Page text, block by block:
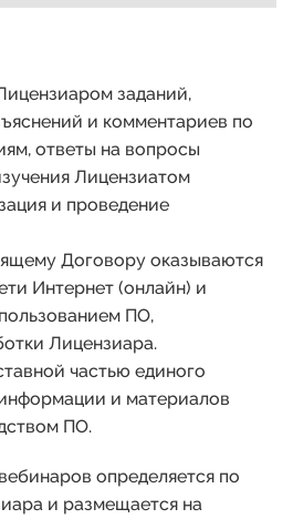
заданий,
и комментариев по
ответы на вопросы
Лицензиатом
и проведение
Договору оказываются
Интернет (онлайн) и
ПО,
Лицензиара.
частью единого
и материалов
ПО.
определяется по
и размещается на